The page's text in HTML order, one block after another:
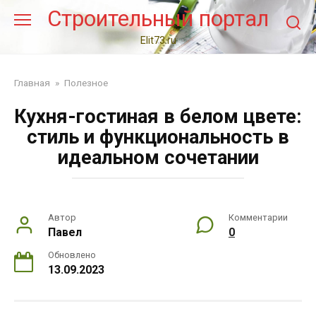
Строительный портал
Elit73.ru
Главная » Полезное
Кухня-гостиная в белом цвете:
стиль и функциональность в
идеальном сочетании
Автор
Павел
Комментарии
0
Обновлено
13.09.2023